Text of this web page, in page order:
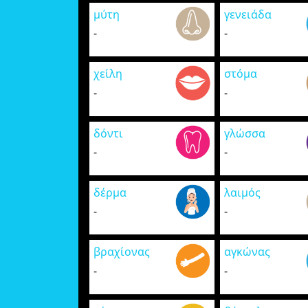
μύτη
-
γενειάδα
-
χείλη
-
στόμα
-
δόντι
-
γλώσσα
-
δέρμα
-
λαιμός
-
βραχίονας
-
αγκώνας
-